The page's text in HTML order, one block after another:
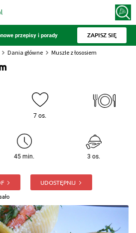
przepisy i porady ZAPISZ SIĘ
Dania główne Muszle z łososiem
7 os.
45 min. 3 os.
UDOSTĘPNIJ